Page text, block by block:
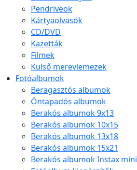
Pendriveok
Kártyaolvasók
CD/DVD
Kazetták
Filmek
Külső merevlemezek
Fotóalbumok
Beragasztós albumok
Öntapadós albumok
Berakós albumok 9x13
Berakós albumok 10x15
Berakós albumok 13x18
Berakós albumok 15x21
Berakós albumok Instax mini